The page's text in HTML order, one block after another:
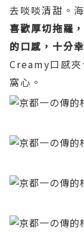
去啖啖清甜。
喜歡厚切拖羅
的口感，十分
Creamy口感夾
窩心。